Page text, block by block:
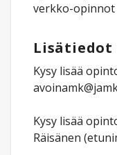
verkko-opinnot
Lisätiedot
Kysy lisää
Kysy lisää
Räisänen